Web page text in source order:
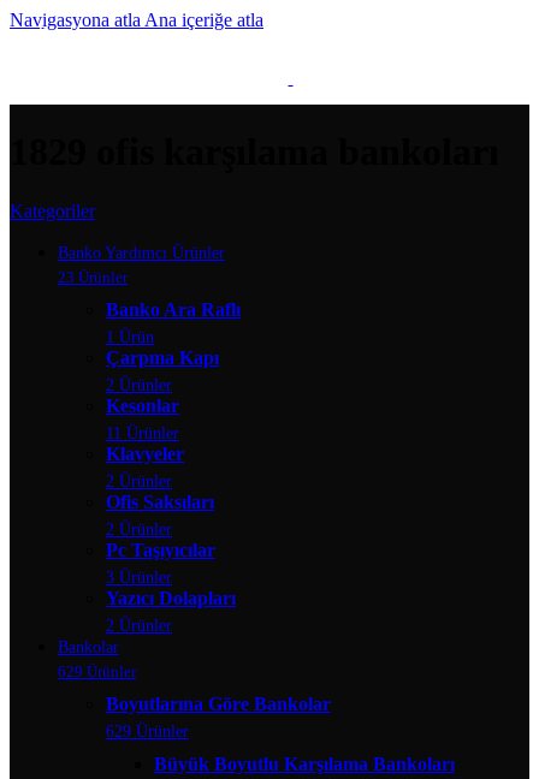
Navigasyona atla Ana içeriğe atla
MENÜ
Kategoriler
Banko Yardımcı Ürünler
23 Ürünler
Banko Ara Raflı
1 Ürün
Çarpma Kapı
2 Ürünler
Kesonlar
11 Ürünler
Klavyeler
2 Ürünler
Ofis Saksıları
2 Ürünler
Pc Taşıyıcılar
3 Ürünler
Yazıcı Dolapları
2 Ürünler
Bankolar
629 Ürünler
Boyutlarına Göre Bankolar
629 Ürünler
Büyük Boyutlu Karşılama Bankoları